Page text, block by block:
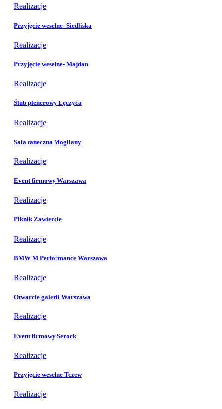
Realizacje
Przyjęcie weselne- Siedliska
Realizacje
Przyjęcie weselne- Majdan
Realizacje
Ślub plenerowy Łęczyca
Realizacje
Sala taneczna Mogilany
Realizacje
Event firmowy Warszawa
Realizacje
Piknik Zawiercie
Realizacje
BMW M Performance Warszawa
Realizacje
Otwarcie galerii Warszawa
Realizacje
Event firmowy Serock
Realizacje
Przyjęcie weselne Tczew
Realizacje